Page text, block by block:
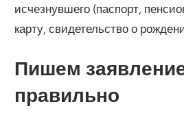
исчезнувшего (паспорт,
карту, свидетельство о
Пишем
правильно